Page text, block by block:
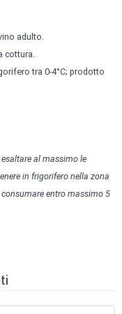
adulto.
cottura.
tra 0-4°C; prodotto
al massimo le
in frigorifero nella zona
consumare entro massimo 5